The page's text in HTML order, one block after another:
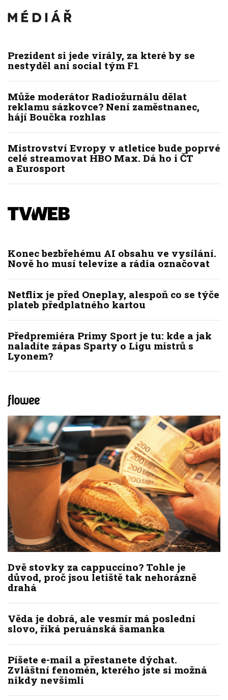
Prezident si jede virály, za které by se
nestyděl ani social tým F1
Může moderátor Radiožurnálu dělat
reklamu sázkovce? Není zaměstnanec,
hájí Boučka rozhlas
Mistrovství Evropy v atletice bude poprvé
celé streamovat HBO Max. Dá ho i ČT
a Eurosport
Konec bezbřehému AI obsahu ve vysílání.
Nově ho musí televize a rádia označovat
Netflix je před Oneplay, alespoň co se týče
plateb předplatného kartou
Předpremiéra Primy Sport je tu: kde a jak
naladíte zápas Sparty o Ligu mistrů s
Lyonem?
Dvě stovky za cappuccino? Tohle je
důvod, proč jsou letiště tak nehorázně
drahá
Věda je dobrá, ale vesmír má poslední
slovo, říká peruánská šamanka
Píšete e-mail a přestanete dýchat.
Zvláštní fenomén, kterého jste si možná
nikdy nevšimli